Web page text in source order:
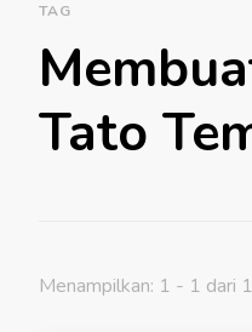
TAG
Tato
Menampilkan: 1 - 1 dari